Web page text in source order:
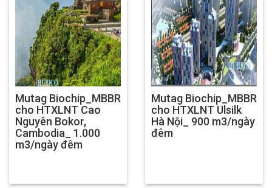
Mutag Biochip_MBBR
cho HTXLNT Cao
Nguyên Bokor,
Cambodia_ 1.000
m3/ngày đêm
Mutag Biochip_MBBR
cho HTXLNT Ulsilk
Hà Nội_ 900 m3/ngày
đêm